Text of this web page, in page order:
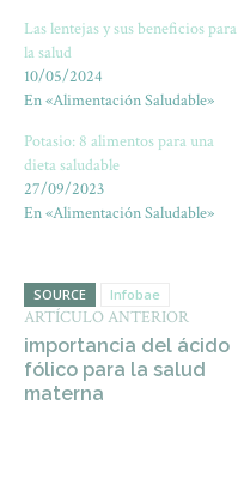
Las lentejas y sus beneficios para
la salud
10/05/2024
En «Alimentación Saludable»
Potasio: 8 alimentos para una
dieta saludable
27/09/2023
En «Alimentación Saludable»
SOURCE Infobae
ARTÍCULO ANTERIOR
importancia del ácido
fólico para la salud
materna